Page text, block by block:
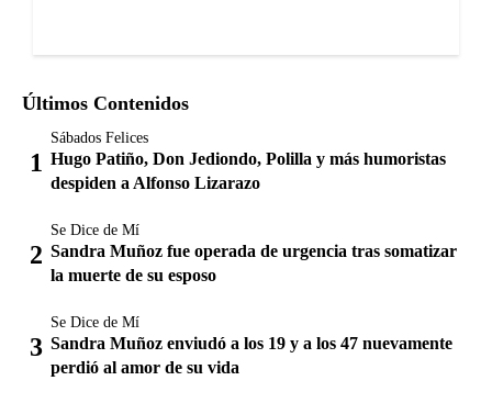
Últimos Contenidos
Sábados Felices
Hugo Patiño, Don Jediondo, Polilla y más humoristas
despiden a Alfonso Lizarazo
Se Dice de Mí
Sandra Muñoz fue operada de urgencia tras somatizar
la muerte de su esposo
Se Dice de Mí
Sandra Muñoz enviudó a los 19 y a los 47 nuevamente
perdió al amor de su vida